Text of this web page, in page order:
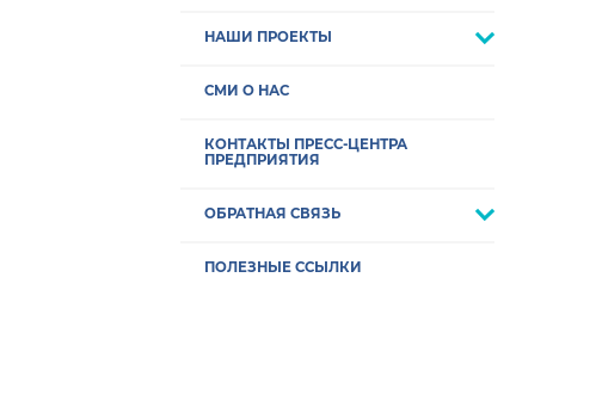
НАШИ ПРОЕКТЫ
СМИ О НАС
КОНТАКТЫ ПРЕСС-ЦЕНТРА
ПРЕДПРИЯТИЯ
ОБРАТНАЯ СВЯЗЬ
ПОЛЕЗНЫЕ ССЫЛКИ